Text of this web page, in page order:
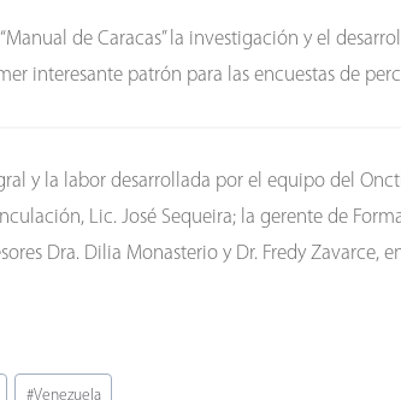
de Caracas” la investigación y el
interesante patrón para las encuestas de
y la labor desarrollada por el equipo del
Lic. José Sequeira; la gerente de
Dra. Dilia Monasterio y Dr. Fredy Zavarce,
#Venezuela